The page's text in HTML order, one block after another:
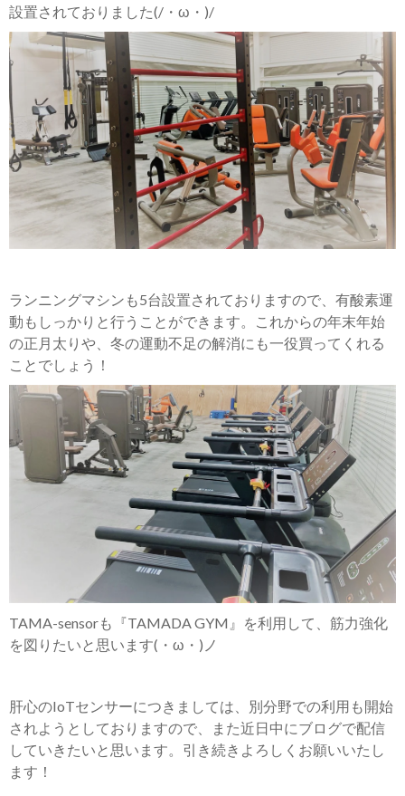
設置されておりました(/・ω・)/
ランニングマシンも5台設置されておりますので、有酸素運
動もしっかりと行うことができます。これからの年末年始
の正月太りや、冬の運動不足の解消にも一役買ってくれる
ことでしょう！
TAMA-sensorも『TAMADA GYM』を利用して、筋力強化
を図りたいと思います(・ω・)ノ
肝心のIoTセンサーにつきましては、別分野での利用も開始
されようとしておりますので、また近日中にブログで配信
していきたいと思います。引き続きよろしくお願いいたし
ます！